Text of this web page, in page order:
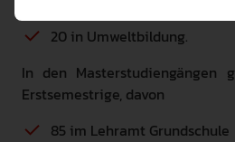
20 in Umweltbildung.
In den Masterstudiengängen
Erstsemestrige, davon
85 im Lehramt Grundschule